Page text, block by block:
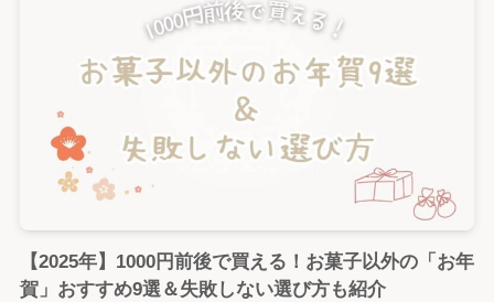
【2025年】1000円前後で買える！お菓子以外の「お年
賀」おすすめ9選＆失敗しない選び方も紹介